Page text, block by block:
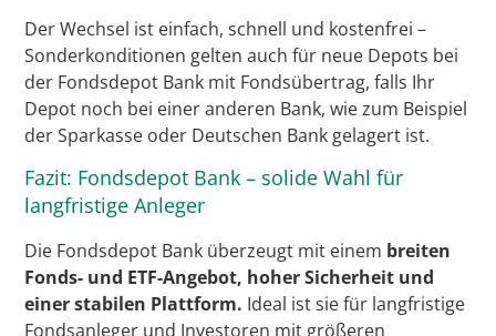
Der Wechsel ist einfach, schnell und kostenfrei –
Sonderkonditionen gelten auch für neue Depots bei
der Fondsdepot Bank mit Fondsübertrag, falls Ihr
Depot noch bei einer anderen Bank, wie zum Beispiel
der Sparkasse oder Deutschen Bank gelagert ist.
Fazit: Fondsdepot Bank – solide Wahl für
langfristige Anleger
Die Fondsdepot Bank überzeugt mit einem breiten
Fonds- und ETF-Angebot, hoher Sicherheit und
einer stabilen Plattform. Ideal ist sie für langfristige
Fondsanleger und Investoren mit größeren